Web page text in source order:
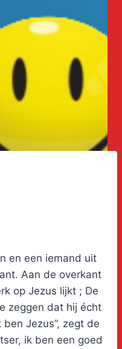
en een iemand uit
Aan de overkant
op Jezus lijkt ; De
zeggen dat hij écht
Jezus”, zegt de
ik ben een goed